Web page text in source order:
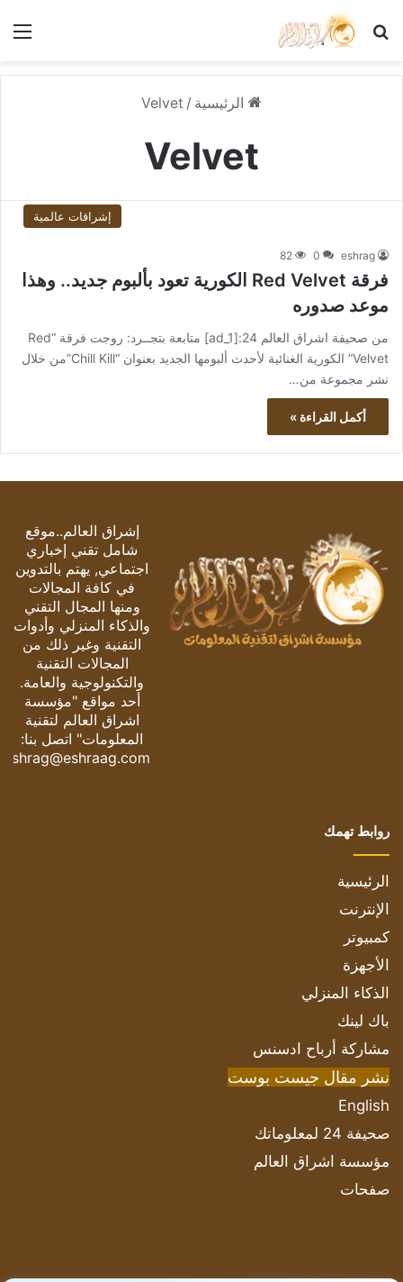
بحث عن
الرئيسية /
Velvet
Velvet
إشراقات عالمية
eshrag
0
82
فرقة Red Velvet الكورية تعود بألبوم جديد.. وهذا
موعد صدوره
من صحيفة اشراق العالم 24:[ad_1] متابعة بتجــرد: روجت فرقة “Red
Velvet” الكورية الغنائية لأحدث ألبومها الجديد بعنوان “Chill Kill”من خلال
نشر مجموعة من…
أكمل القراءة »
إشراق العالم..موقع
شامل تقني إخباري
اجتماعي, يهتم بالتدوين
في كافة المجالات
ومنها المجال التقني
والذكاء المنزلي وأدوات
التقنية وغير ذلك من
المجالات التقنية
والتكنولوجية والعامة.
أحد مواقع "مؤسسة
اشراق العالم لتقنية
المعلومات" اتصل بنا:
eshrag@eshraag.com
روابط تهمك
الرئيسية
الإنترنت
كمبيوتر
الأجهزة
الذكاء المنزلي
باك لينك
مشاركة أرباح ادسنس
نشر مقال جيست بوست
English
صحيفة 24 لمعلوماتك
مؤسسة اشراق العالم
صفحات